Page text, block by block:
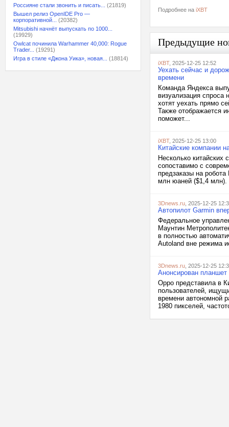
Россияне стали звонить и писать...
(21819)
Вышел релиз OpenIDE Pro —
корпоративной...
(20382)
Mitsubishi начнёт выпускать по 1000...
(19929)
Owlcat починила Warhammer 40,000: Rogue
Trader...
(19291)
Игра в стиле «Джона Уика», новая...
(18814)
Подробнее на iXBT
Предыдущие
iXBT, 2025-12-25 12:52
Уехать сейчас и
времени
Команда Яндекса
визуализация спроса
хотят уехать прямо
Также отображается
поможет...
iXBT, 2025-12-25 13:00
Китайские компании
Несколько
сопоставимо с
предзаказы на
млн юаней ($1,4 млн).
3Dnews.ru , 2025-12-25
Автопилот Garmin
Федеральное
Маунтин
в полностью
Autoland вне режима
3Dnews.ru , 2025-12-25
Анонсирован
Oppo представила в
пользователей,
времени автономной
1980 пикселей,